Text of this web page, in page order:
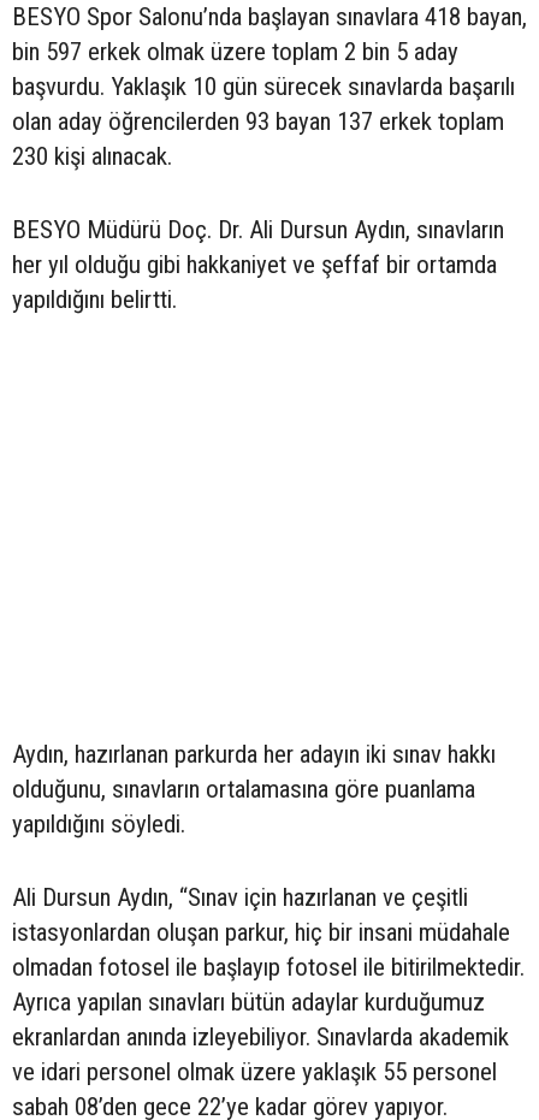
BESYO Spor Salonu’nda başlayan sınavlara 418 bayan,
bin 597 erkek olmak üzere toplam 2 bin 5 aday
başvurdu. Yaklaşık 10 gün sürecek sınavlarda başarılı
olan aday öğrencilerden 93 bayan 137 erkek toplam
230 kişi alınacak.
BESYO Müdürü Doç. Dr. Ali Dursun Aydın, sınavların
her yıl olduğu gibi hakkaniyet ve şeffaf bir ortamda
yapıldığını belirtti.
Aydın, hazırlanan parkurda her adayın iki sınav hakkı
olduğunu, sınavların ortalamasına göre puanlama
yapıldığını söyledi.
Ali Dursun Aydın, “Sınav için hazırlanan ve çeşitli
istasyonlardan oluşan parkur, hiç bir insani müdahale
olmadan fotosel ile başlayıp fotosel ile bitirilmektedir.
Ayrıca yapılan sınavları bütün adaylar kurduğumuz
ekranlardan anında izleyebiliyor. Sınavlarda akademik
ve idari personel olmak üzere yaklaşık 55 personel
sabah 08’den gece 22’ye kadar görev yapıyor.